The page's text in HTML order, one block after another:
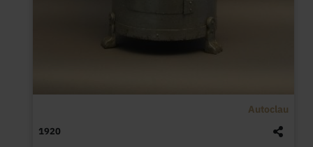
Autoclau
1920